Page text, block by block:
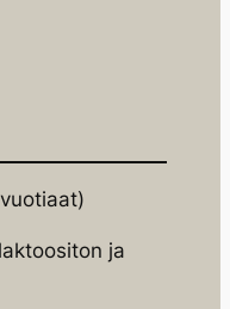
ja